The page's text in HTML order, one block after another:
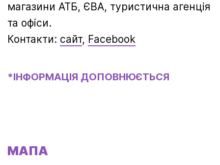
магазини АТБ, ЄВА, туристична агенція
та офіси.
Контакти: сайт, Facebook
*ІНФОРМАЦІЯ ДОПОВНЮЄТЬСЯ
МАПА